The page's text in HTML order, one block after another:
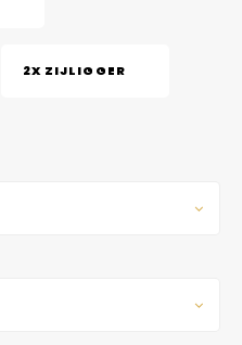
2X ZIJLIGGER